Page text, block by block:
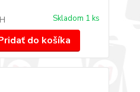
Skladom 1 ks
do košíka